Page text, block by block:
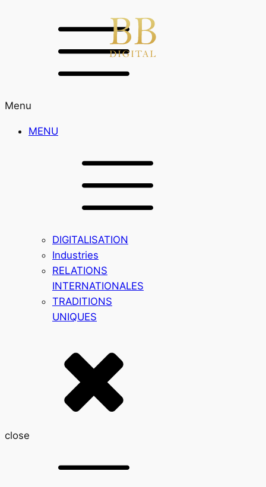
Menu
MENU
DIGITALISATION
Industries
RELATIONS
INTERNATIONALES
TRADITIONS
UNIQUES
close